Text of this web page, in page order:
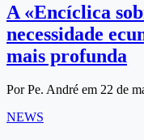
A «Encíclica
necessidade
mais profunda
Por Pe. André em 22 de
NEWS